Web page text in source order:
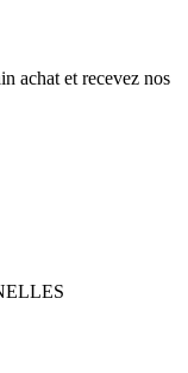
achat et recevez nos